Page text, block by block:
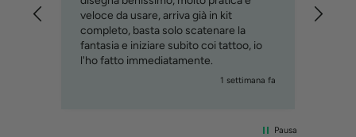
veloce da usare, arriva già in kit
completo, basta solo scatenare la
fantasia e iniziare subito coi tattoo, io
l'ho fatto immediatamente.
1 settimana fa
Pausa